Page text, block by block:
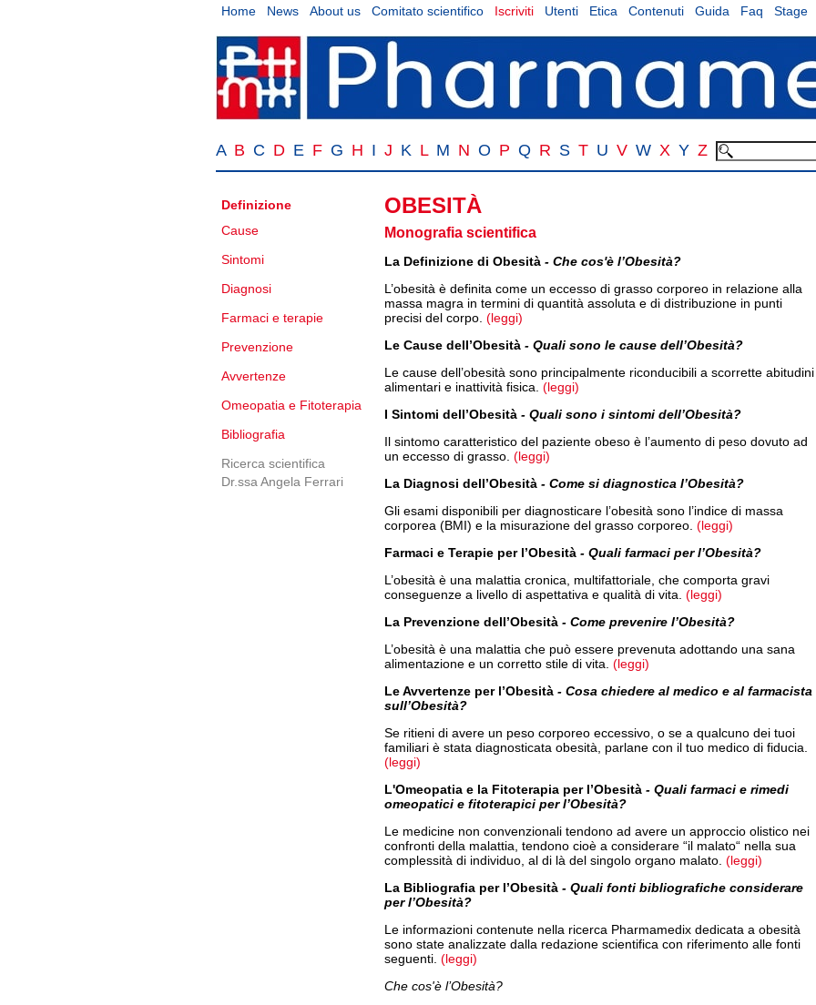
Home News About us Comitato scientifico Iscriviti Utenti Etica Contenuti Guida Faq Stage
A B C D E F G H I J K L M N O P Q R S T U V W X Y Z
Definizione
Cause
Sintomi
Diagnosi
Farmaci e terapie
Prevenzione
Avvertenze
Omeopatia e Fitoterapia
Bibliografia
Ricerca scientifica
Dr.ssa Angela Ferrari
OBESITÀ
Monografia scientifica
La Definizione di Obesità - Che cos'è l’Obesità?
L’obesità è definita come un eccesso di grasso corporeo in relazione alla
massa magra in termini di quantità assoluta e di distribuzione in punti
precisi del corpo. (leggi)
Le Cause dell’Obesità - Quali sono le cause dell’Obesità?
Le cause dell’obesità sono principalmente riconducibili a scorrette abitudini
alimentari e inattività fisica. (leggi)
I Sintomi dell’Obesità - Quali sono i sintomi dell’Obesità?
Il sintomo caratteristico del paziente obeso è l’aumento di peso dovuto ad
un eccesso di grasso. (leggi)
La Diagnosi dell’Obesità - Come si diagnostica l’Obesità?
Gli esami disponibili per diagnosticare l’obesità sono l’indice di massa
corporea (BMI) e la misurazione del grasso corporeo. (leggi)
Farmaci e Terapie per l’Obesità - Quali farmaci per l’Obesità?
L’obesità è una malattia cronica, multifattoriale, che comporta gravi
conseguenze a livello di aspettativa e qualità di vita. (leggi)
La Prevenzione dell’Obesità - Come prevenire l’Obesità?
L’obesità è una malattia che può essere prevenuta adottando una sana
alimentazione e un corretto stile di vita. (leggi)
Le Avvertenze per l’Obesità - Cosa chiedere al medico e al farmacista
sull’Obesità?
Se ritieni di avere un peso corporeo eccessivo, o se a qualcuno dei tuoi
familiari è stata diagnosticata obesità, parlane con il tuo medico di fiducia.
(leggi)
L'Omeopatia e la Fitoterapia per l’Obesità - Quali farmaci e rimedi
omeopatici e fitoterapici per l’Obesità?
Le medicine non convenzionali tendono ad avere un approccio olistico nei
confronti della malattia, tendono cioè a considerare “il malato“ nella sua
complessità di individuo, al di là del singolo organo malato. (leggi)
La Bibliografia per l’Obesità - Quali fonti bibliografiche considerare
per l’Obesità?
Le informazioni contenute nella ricerca Pharmamedix dedicata a obesità
sono state analizzate dalla redazione scientifica con riferimento alle fonti
seguenti. (leggi)
Che cos'è l’Obesità?